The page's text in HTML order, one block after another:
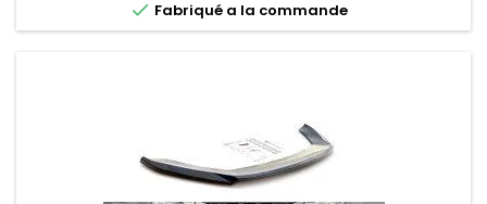
 Fabriqué a la commande